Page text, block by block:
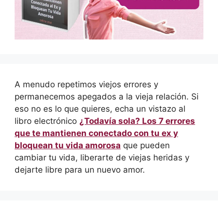
A menudo repetimos viejos errores y
permanecemos apegados a la vieja relación. Si
eso no es lo que quieres, echa un vistazo al
libro electrónico ¿Todavía sola? Los 7 errores
que te mantienen conectado con tu ex y
bloquean tu vida amorosa que pueden
cambiar tu vida, liberarte de viejas heridas y
dejarte libre para un nuevo amor.